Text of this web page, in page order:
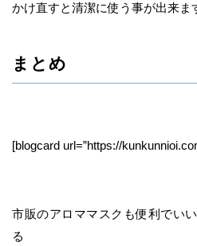
かけ直すと清潔に使う事が出来ま
まとめ
[blogcard url=”https://
市販のアロママスクも便利でい
る